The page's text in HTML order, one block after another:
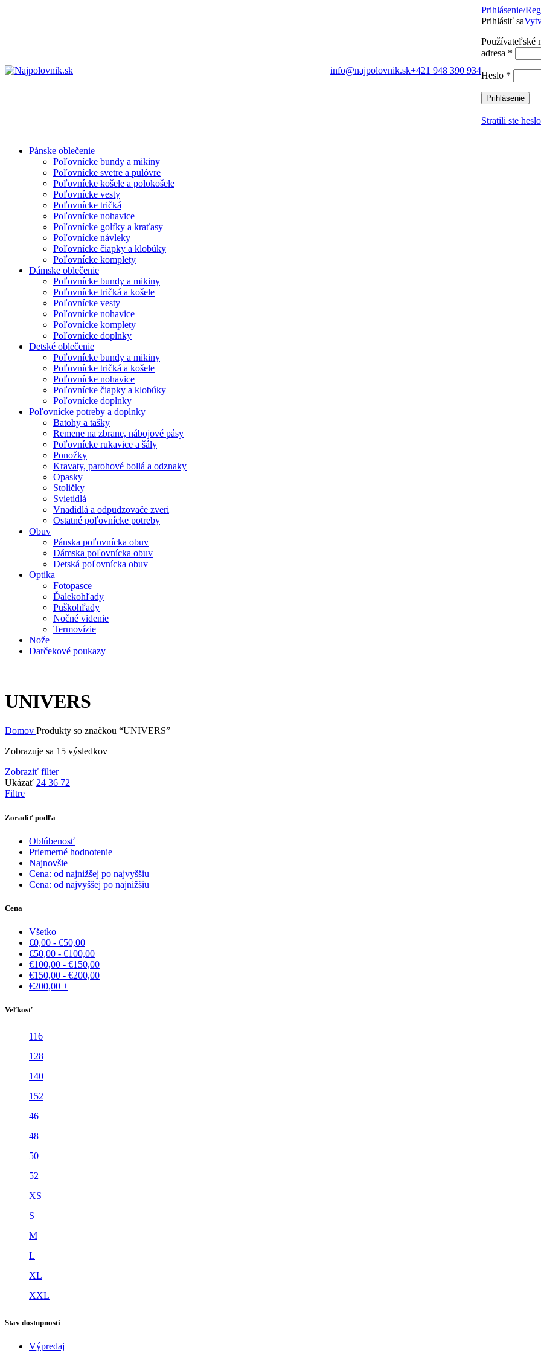
info@najpolovnik.sk+421 948 390 934
Prihlásenie/
Prihlásiť sa
Používateľské
adresa *
Heslo *
Prihlásenie
Stratili ste
Pánske oblečenie
Poľovnícke bundy a mikiny
Poľovnícke svetre a pulóvre
Poľovnícke košele a polokošele
Poľovnícke vesty
Poľovnícke tričká
Poľovnícke nohavice
Poľovnícke golfky a kraťasy
Poľovnícke návleky
Poľovnícke čiapky a klobúky
Poľovnícke komplety
Dámske oblečenie
Poľovnícke bundy a mikiny
Poľovnícke tričká a košele
Poľovnícke vesty
Poľovnícke nohavice
Poľovnícke komplety
Poľovnícke doplnky
Detské oblečenie
Poľovnícke bundy a mikiny
Poľovnícke tričká a košele
Poľovnícke nohavice
Poľovnícke čiapky a klobúky
Poľovnícke doplnky
Poľovnícke potreby a doplnky
Batohy a tašky
Remene na zbrane, nábojové pásy
Poľovnícke rukavice a šály
Ponožky
Kravaty, parohové bollá a odznaky
Opasky
Stoličky
Svietidlá
Vnadidlá a odpudzovače zveri
Ostatné poľovnícke potreby
Obuv
Pánska poľovnícka obuv
Dámska poľovnícka obuv
Detská poľovnícka obuv
Optika
Fotopasce
Ďalekohľady
Puškohľady
Nočné videnie
Termovízie
Nože
Darčekové poukazy
UNIVERS
Domov Produkty so značkou “UNIVERS”
Zobrazuje sa 15 výsledkov
Zobraziť filter
Ukázať 24 36 72
Filtre
Zoradiť podľa
Oblúbenosť
Priemerné hodnotenie
Najnovšie
Cena: od najnižšej po najvyššiu
Cena: od najvyššej po najnižšiu
Cena
Všetko
€0,00 - €50,00
€50,00 - €100,00
€100,00 - €150,00
€150,00 - €200,00
€200,00 +
Veľkosť
116
128
140
152
46
48
50
52
XS
S
M
L
XL
XXL
Stav dostupnosti
Výpredaj